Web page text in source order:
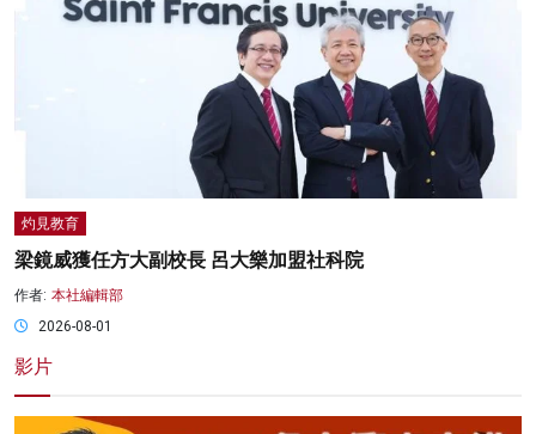
灼見教育
梁鏡威獲任方大副校長 呂大樂加盟社科院
作者: 本社編輯部
2026-08-01
影片